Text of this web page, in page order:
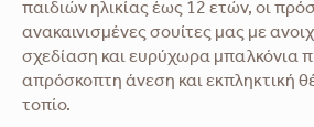
παιδιών ηλικίας έως 12 ετών, οι
ανακαινισμένες σουίτες μας με
σχεδίαση και ευρύχωρα μπαλκόνια
απρόσκοπτη άνεση και εκπληκτική
τοπίο.